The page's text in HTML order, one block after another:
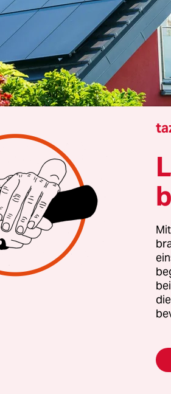
Aus BerlinCharlotte
Die Deutsche Umwelthilfe
Katharina Reiche (CDU),
na­he Energiewende zu legen
Gaskraftwerke zu setzen.
zentrale Hebel für die
Ebene, sagte DUH-
Aktionsbündnisses aus
an